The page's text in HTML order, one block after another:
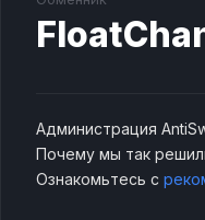
Администрация
Почему мы так
Ознакомьтесь с